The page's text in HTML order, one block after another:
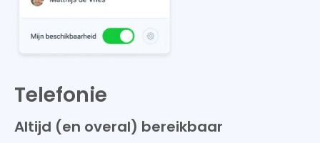
Telefonie
Altijd (en overal) bereikbaar